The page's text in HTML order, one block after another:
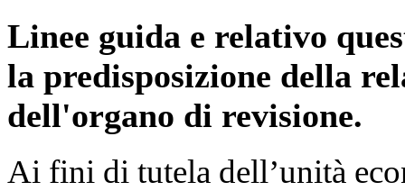
Linee guida e relativo
la predisposizione della
dell'organo di revisione.
Ai fini di tutela dell’unità